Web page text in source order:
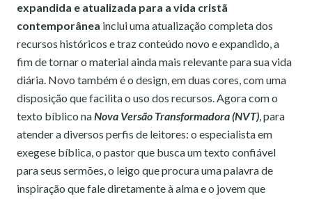
expandida e atualizada para a vida cristã
contemporânea inclui uma atualização completa dos
recursos históricos e traz conteúdo novo e expandido, a
fim de tornar o material ainda mais relevante para sua vida
diária. Novo também é o design, em duas cores, com uma
disposição que facilita o uso dos recursos. Agora com o
texto bíblico naNova Versão Transformadora (NVT), para
atender a diversos perfis de leitores: o especialista em
exegese bíblica, o pastor que busca um texto confiável
para seus sermões, o leigo que procura uma palavra de
inspiração que fale diretamente à alma e o jovem que